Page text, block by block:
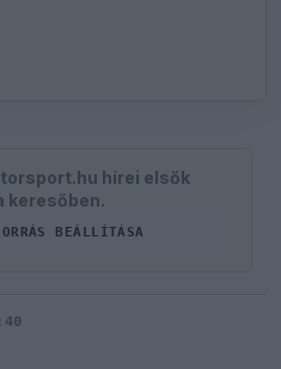
hírei elsők
keresőben.
BEÁLLÍTÁSA